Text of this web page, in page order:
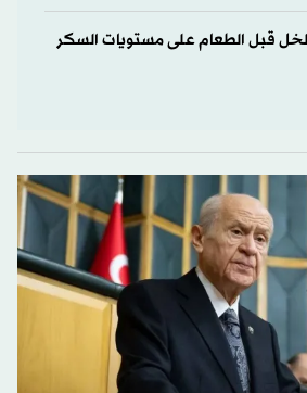
الخل قبل الطعام على مستويات السكر